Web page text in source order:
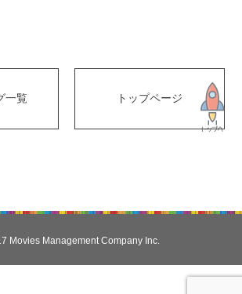
一覧 トップページ
Movies Management Company Inc.